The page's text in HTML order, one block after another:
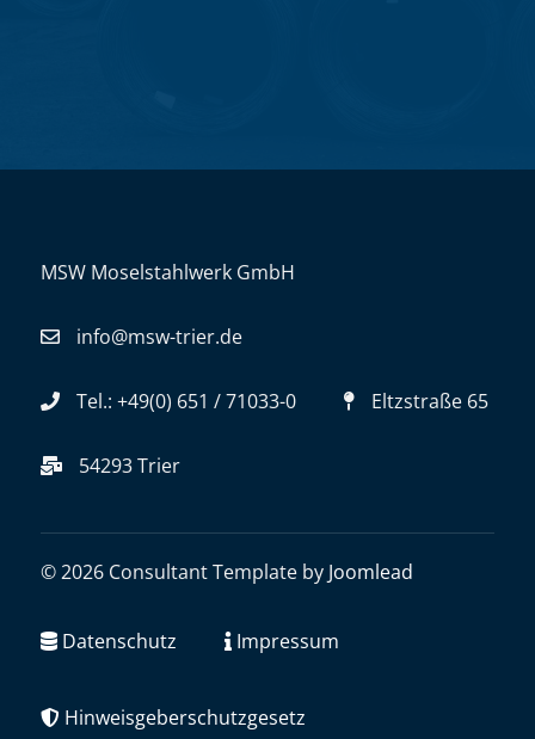
MSW Moselstahlwerk GmbH
info@msw-trier.de
Tel.: +49(0) 651 / 71033-0 Eltzstraße 65
54293 Trier
© 2026 Consultant Template by Joomlead
Datenschutz Impressum
Hinweisgeberschutzgesetz